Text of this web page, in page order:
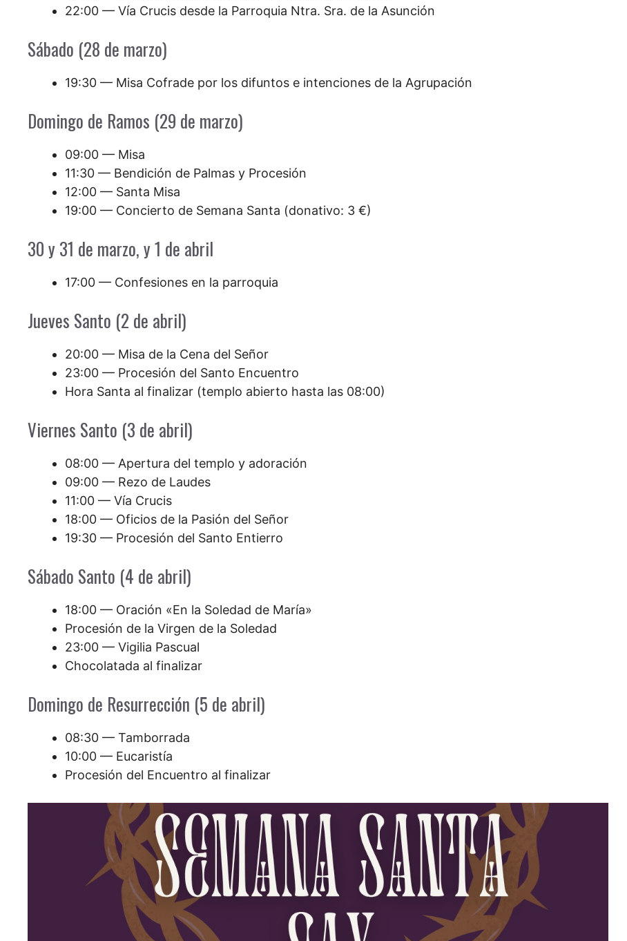
22:00 — Vía Crucis desde la Parroquia Ntra. Sra. de la Asunción
Sábado (28 de marzo)
19:30 — Misa Cofrade por los difuntos e intenciones de la Agrupación
Domingo de Ramos (29 de marzo)
09:00 — Misa
11:30 — Bendición de Palmas y Procesión
12:00 — Santa Misa
19:00 — Concierto de Semana Santa (donativo: 3 €)
30 y 31 de marzo, y 1 de abril
17:00 — Confesiones en la parroquia
Jueves Santo (2 de abril)
20:00 — Misa de la Cena del Señor
23:00 — Procesión del Santo Encuentro
Hora Santa al finalizar (templo abierto hasta las 08:00)
Viernes Santo (3 de abril)
08:00 — Apertura del templo y adoración
09:00 — Rezo de Laudes
11:00 — Vía Crucis
18:00 — Oficios de la Pasión del Señor
19:30 — Procesión del Santo Entierro
Sábado Santo (4 de abril)
18:00 — Oración «En la Soledad de María»
Procesión de la Virgen de la Soledad
23:00 — Vigilia Pascual
Chocolatada al finalizar
Domingo de Resurrección (5 de abril)
08:30 — Tamborrada
10:00 — Eucaristía
Procesión del Encuentro al finalizar